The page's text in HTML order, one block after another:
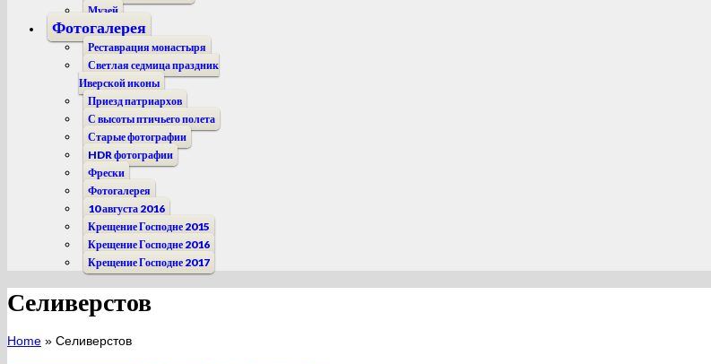
Музей
Фотогалерея
Реставрация монастыря
Светлая седмица праздник
Иверской иконы
Приезд патриархов
С высоты птичьего полета
Старые фотографии
HDR фотографии
Фрески
Фотогалерея
10 августа 2016
Крещение Господне 2015
Крещение Господне 2016
Крещение Господне 2017
Селиверстов
Home » Селиверстов